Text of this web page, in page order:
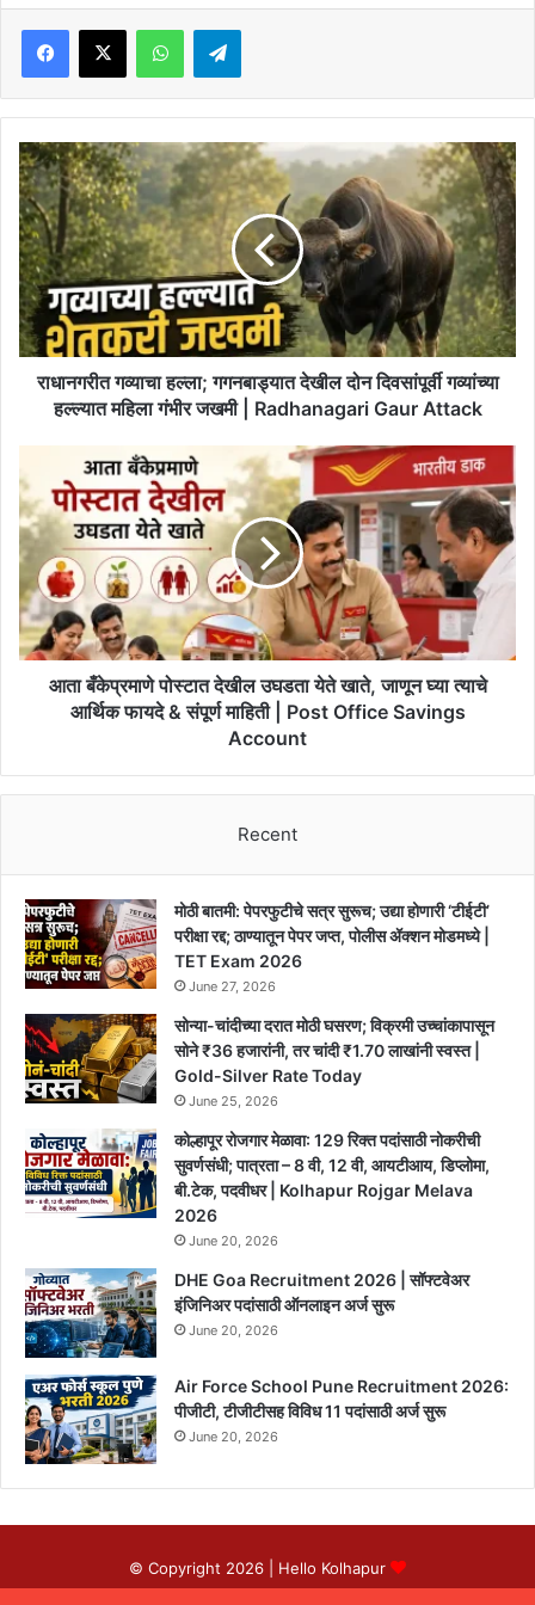
Facebook
X WhatsAppTelegram
राधानगरीत
गव्याचा
हल्ला;
गगनबाड्यात
देखील
दोन
दिवसांपूर्वी
गव्यांच्या
हल्ल्यात
महिला
Radhanagari
Gaur
Attack
राधानगरीत गव्याचा हल्ला; गगनबाड्यात देखील दोन दिवसांपूर्वी गव्यांच्या
हल्ल्यात महिला गंभीर जखमी | Radhanagari Gaur Attack
बँकेप्रमाणे
पोस्टात
देखील
उघडता
येते
खाते,
जाणून
घ्या
संपूर्ण
Savings
Account
आता बँकेप्रमाणे पोस्टात देखील उघडता येते खाते, जाणून घ्या त्याचे
आर्थिक फायदे & संपूर्ण माहिती | Post Office Savings
Account
Recent
मोठी बातमी: पेपरफुटीचे सत्र सुरूच; उद्या होणारी ‘टीईटी’
परीक्षा रद्द; ठाण्यातून पेपर जप्त, पोलीस ॲक्शन मोडमध्ये |
TET Exam 2026
June 27, 2026
सोन्या-चांदीच्या दरात मोठी घसरण; विक्रमी उच्चांकापासून
सोने ₹36 हजारांनी, तर चांदी ₹1.70 लाखांनी स्वस्त |
Gold-Silver Rate Today
June 25, 2026
कोल्हापूर रोजगार मेळावा: 129 रिक्त पदांसाठी नोकरीची
सुवर्णसंधी; पात्रता – 8 वी, 12 वी, आयटीआय, डिप्लोमा,
बी.टेक, पदवीधर | Kolhapur Rojgar Melava
2026
June 20, 2026
DHE Goa Recruitment 2026 | सॉफ्टवेअर
इंजिनिअर पदांसाठी ऑनलाइन अर्ज सुरू
June 20, 2026
Air Force School Pune Recruitment 2026:
पीजीटी, टीजीटीसह विविध 11 पदांसाठी अर्ज सुरू
June 20, 2026
© Copyright 2026 | Hello Kolhapur